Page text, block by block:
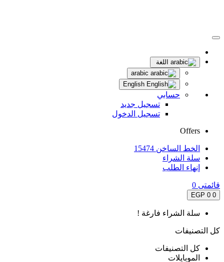
اللغة
حسابي
تسجيل جديد
تسجيل الدخول
Offers
الخط الساخن 15474
سلة الشراء
إنهاء الطلب
قائمتى 0
0
0 EGP
سلة الشراء فارغة !
كل التصنيفات
كل التصنيفات
الموبايلات